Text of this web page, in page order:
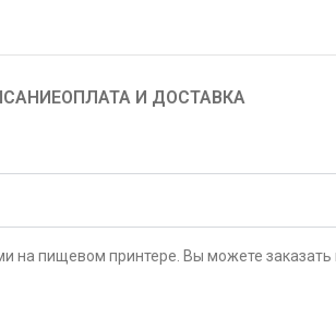
ОПЛАТА И ДОСТАВКА
на пищевом принтере. Вы можете